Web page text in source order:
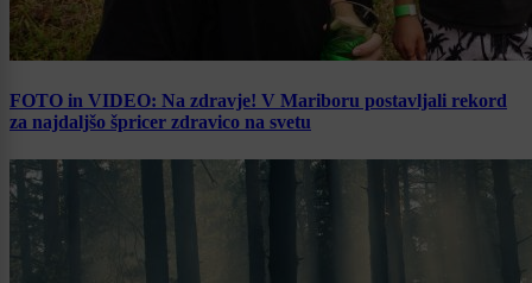
FOTO in VIDEO: Na zdravje! V Mariboru postavljali rekord
za najdaljšo špricer zdravico na svetu